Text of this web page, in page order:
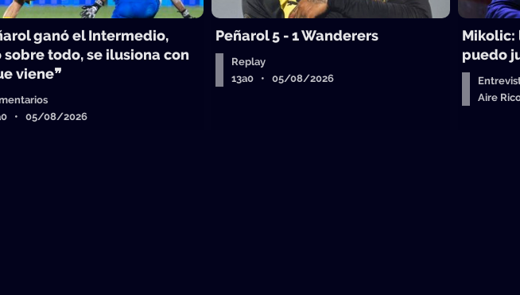
ganó el Intermedio,
sobre todo, se ilusiona con
viene❞
• 05/08/2026
Peñarol 5 - 1 Wanderers
Replay
13a0 • 05/08/2026
Mikolic:
puedo
Aire